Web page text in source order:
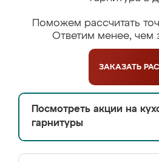
Поможем рассчитать
Ответим менее, чем
ЗАКАЗАТЬ
Посмотреть акции на
гарнитуры